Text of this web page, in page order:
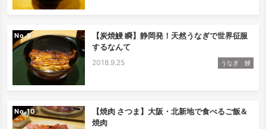
No.
【炭焼鰻 瞬】静岡発！天然うなぎで世界征服
するなんて
2018.9.25 うなぎ 鰻
No.
【焼肉 さつま】大阪・北新地で食べるご飯＆
焼肉